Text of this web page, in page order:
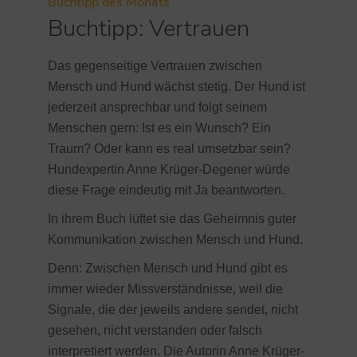
Buchtipp: Vertrauen
Das gegenseitige Vertrauen zwischen
Mensch und Hund wächst stetig. Der Hund ist
jederzeit ansprechbar und folgt seinem
Menschen gern: Ist es ein Wunsch? Ein
Traum? Oder kann es real umsetzbar sein?
Hundexpertin Anne Krüger-Degener würde
diese Frage eindeutig mit Ja beantworten.
In ihrem Buch lüftet sie das Geheimnis guter
Kommunikation zwischen Mensch und Hund.
Denn: Zwischen Mensch und Hund gibt es
immer wieder Missverständnisse, weil die
Signale, die der jeweils andere sendet, nicht
gesehen, nicht verstanden oder falsch
interpretiert werden. Die Autorin Anne Krüger-